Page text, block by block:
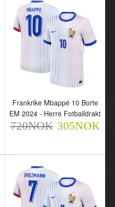
Frankrike Camavinga 6
Hjemme EM 2024 - Herre
Fotballdrakt
720NOK
Frankrike Mbappé 10 Borte
EM 2024 - Herre Fotballdrakt
720NOK 305NOK